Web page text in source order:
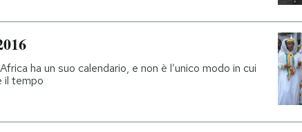
ha un suo calendario, e non è l’unico modo in cui
il tempo